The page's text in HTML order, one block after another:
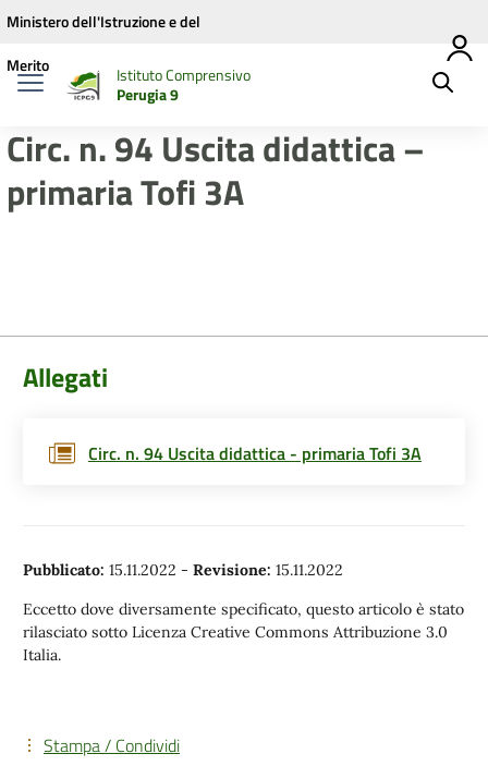
Vai ai contenuti
Vai al menu di navigazione
Vai al footer
Ministero dell'Istruzione e del
Merito
Istituto Comprensivo
Perugia 9
Circ. n. 94 Uscita didattica –
primaria Tofi 3A
Allegati
Circ. n. 94 Uscita didattica - primaria Tofi 3A
Pubblicato: 15.11.2022 - Revisione: 15.11.2022
Eccetto dove diversamente specificato, questo articolo è stato
rilasciato sotto Licenza Creative Commons Attribuzione 3.0
Italia.
Stampa / Condividi